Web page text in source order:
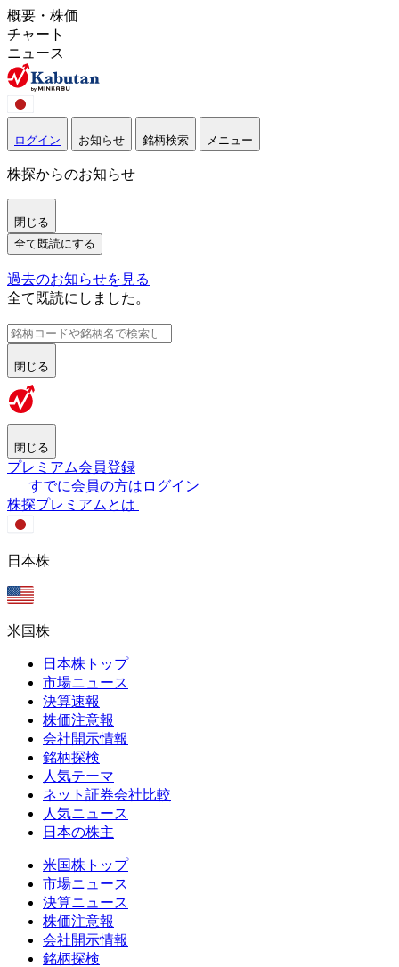
概要・株価
チャート
ニュース
ログイン お知らせ 銘柄検索 メニュー
株探からのお知らせ
閉じる
全て既読にする
過去のお知らせを見る
全て既読にしました。
閉じる
閉じる
プレミアム会員登録
すでに会員の方はログイン
株探プレミアムとは
日本株
米国株
日本株トップ
市場ニュース
決算速報
株価注意報
会社開示情報
銘柄探検
人気テーマ
ネット証券会社比較
人気ニュース
日本の株主
米国株トップ
市場ニュース
決算ニュース
株価注意報
会社開示情報
銘柄探検